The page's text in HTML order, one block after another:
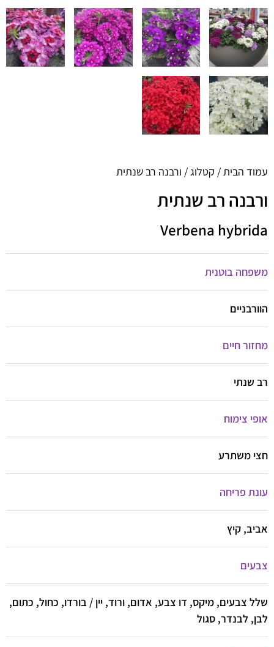
עמוד הבית/ קטלוג/ ורבנה רב שנתית
ורבנה רב שנתית
Verbena hybrida
משפחה בוטנית
הוורבניים
מחזור חיים
רב שנתי
אופי צימוח
חצי משתרע
עונת פריחה
אביב, קיץ
צבעים
שלל צבעים, מיקס, דו צבע, אדום, ורוד, יין / בורדו, כחול, כתום,
לבן, לבנדר, סגול